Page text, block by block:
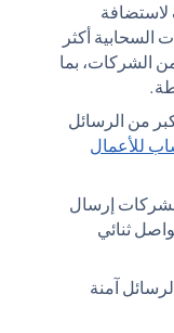
السحابية أكثر
الشركات، بما
من الرسائل
للأعمال
إرسال
ثنائي
آمنة